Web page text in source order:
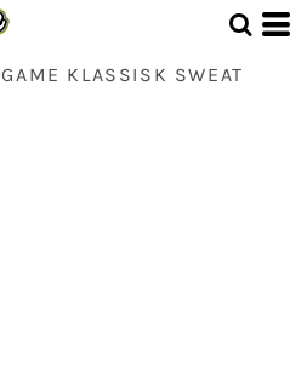
GAME KLASSISK SWEAT